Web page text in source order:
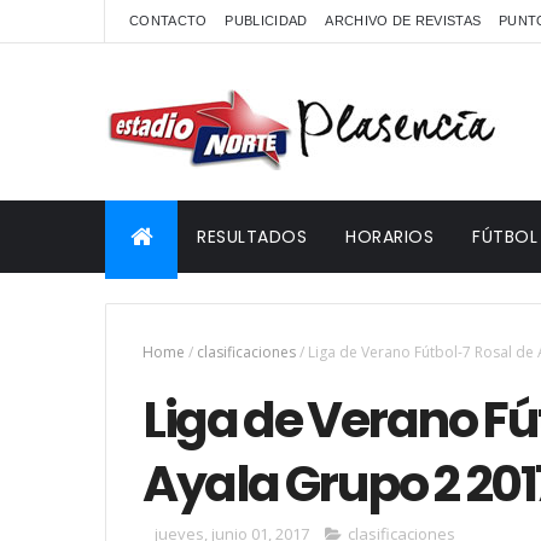
CONTACTO PUBLICIDAD ARCHIVO DE REVISTAS
RESULTADOS HORARIOS FÚTBOL
Home / clasificaciones/ Liga de Verano Fútbol-7 Rosal de
Liga de Verano
Ayala Grupo 2
jueves, junio 01, 2017 clasificaciones